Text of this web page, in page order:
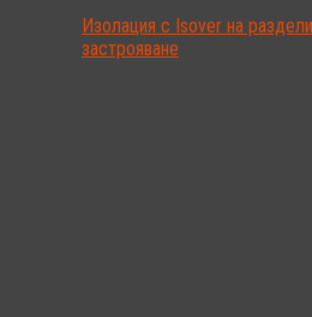
Изолация с Isover на
застрояване